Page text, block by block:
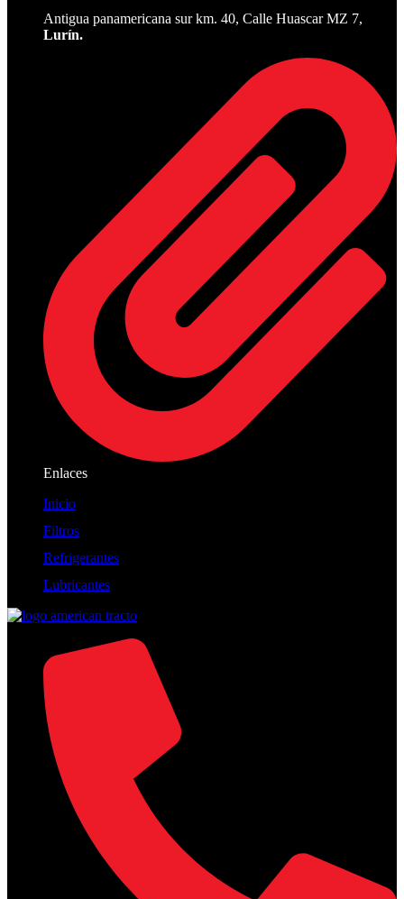
Antigua panamericana sur km. 40, Calle Huascar MZ 7,
Lurín.
Enlaces
Inicio
Filtros
Refrigerantes
Lubricantes